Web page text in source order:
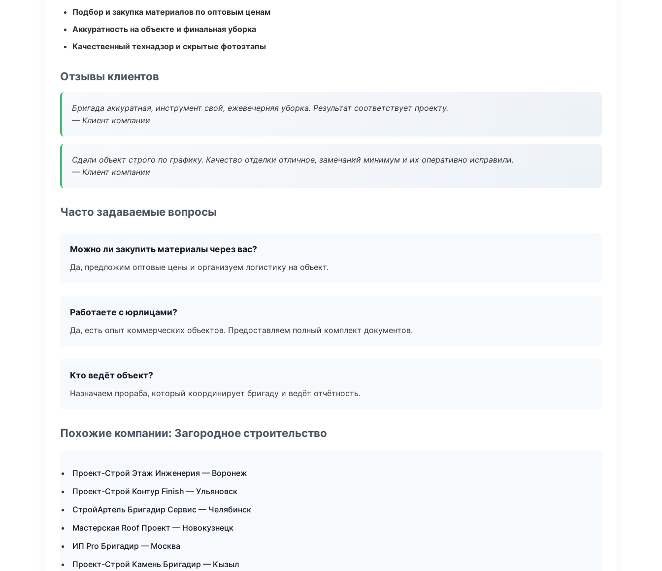
Подбор и закупка материалов по оптовым ценам
Аккуратность на объекте и финальная уборка
Качественный технадзор и скрытые фотоэтапы
Отзывы клиентов
Бригада аккуратная, инструмент свой, ежевечерняя уборка. Результат соответствует проекту.
— Клиент компании
Сдали объект строго по графику. Качество отделки отличное, замечаний минимум и их оперативно исправили.
— Клиент компании
Часто задаваемые вопросы
Можно ли закупить материалы через вас?
Да, предложим оптовые цены и организуем логистику на объект.
Работаете с юрлицами?
Да, есть опыт коммерческих объектов. Предоставляем полный комплект документов.
Кто ведёт объект?
Назначаем прораба, который координирует бригаду и ведёт отчётность.
Похожие компании: Загородное строительство
Проект-Строй Этаж Инженерия — Воронеж
Проект-Строй Контур Finish — Ульяновск
СтройАртель Бригадир Сервис — Челябинск
Мастерская Roof Проект — Новокузнецк
ИП Pro Бригадир — Москва
Проект-Строй Камень Бригадир — Кызыл